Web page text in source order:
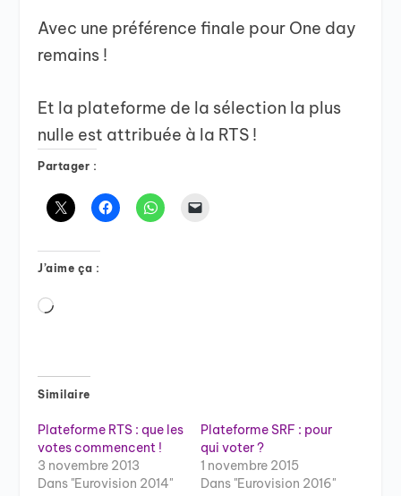
Avec une préférence finale pour One day
remains !
Et la plateforme de la sélection la plus
nulle est attribuée à la RTS !
Partager :
J’aime ça :
Chargement…
Similaire
Plateforme RTS : que les
votes commencent !
3 novembre 2013
Dans "Eurovision 2014"
Plateforme SRF : pour
qui voter ?
1 novembre 2015
Dans "Eurovision 2016"